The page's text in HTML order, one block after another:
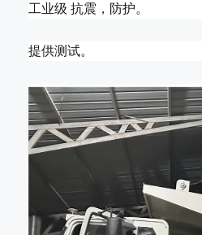
工业级 抗震，防护。
提供测试。